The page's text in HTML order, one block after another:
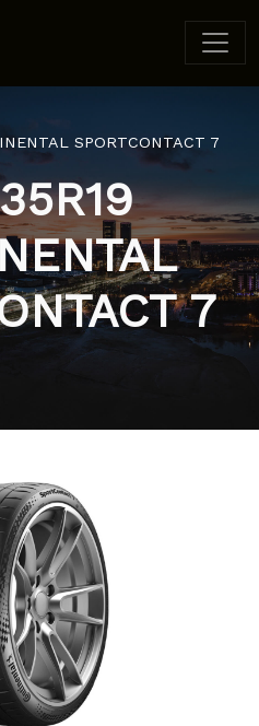
SPORTCONTACT 7
7